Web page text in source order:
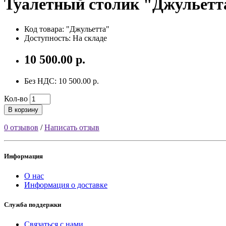
Туалетный столик
Код товара: "Джульетта"
Доступность: На складе
10 500.00 р.
Без НДС: 10 500.00 р.
Кол-во
В корзину
0 отзывов /Написать отзыв
Информация
О нас
Информация о доставке
Служба поддержки